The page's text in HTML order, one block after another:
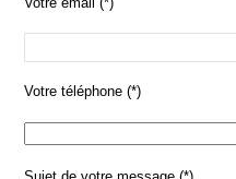
Votre téléphone (*)